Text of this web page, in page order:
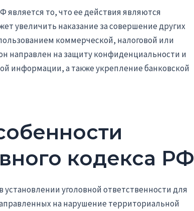
является то, что ее действия являются
увеличить наказание за совершение других
коммерческой, налоговой или
направлен на защиту конфиденциальности и
информации, а также укрепление банковской
кодекса РФ
уголовной ответственности для
на нарушение территориальной